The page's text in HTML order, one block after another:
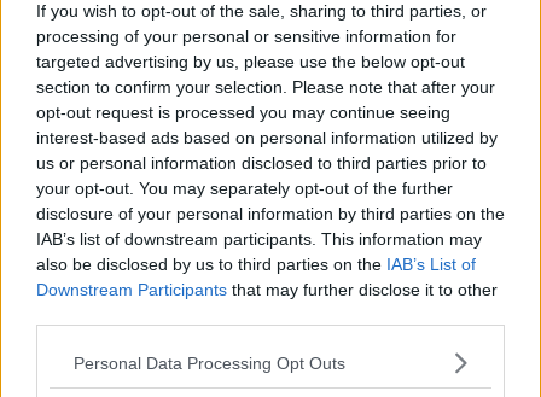
If you wish to opt-out of the sale, sharing to third parties, or
processing of your personal or sensitive information for
targeted advertising by us, please use the below opt-out
section to confirm your selection. Please note that after your
opt-out request is processed you may continue seeing
interest-based ads based on personal information utilized by
us or personal information disclosed to third parties prior to
your opt-out. You may separately opt-out of the further
disclosure of your personal information by third parties on the
IAB’s list of downstream participants. This information may
also be disclosed by us to third parties on the IAB’s List of
Downstream Participants that may further disclose it to other
Please note that this website/app uses one or more Google
Personal Data Processing Opt Outs
Man anhållen efter våldsdåd i villa
På torsdagsmorgonen grep polisen en man som
tagit […]
Publicerad 09:53, 30 juli 2026
Debatt: Tomma lägenheter – inte
ett argument för mer betong
Replik på Debatt: Alla pratar om bostadsbrist – […]
Publicerad 10:21, 29 juli 2026